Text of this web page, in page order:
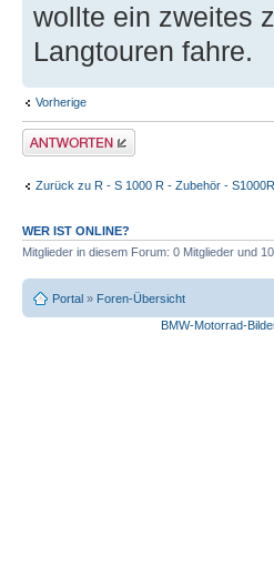
wollte ein zweites
Langtouren fahre.
Vorherige
Antwort erstellen
Zurück zu R - S 1000 R - Zubehör -
WER IST ONLINE?
Mitglieder in diesem Forum: 0 Mitglieder und
Portal » Foren-Übersicht
BMW-Motorrad-